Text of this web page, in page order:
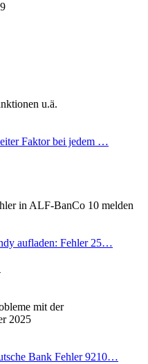
u.ä.
Faktor bei jedem …
in ALF-BanCo 10 melden
aufladen: Fehler 25…
mit der
2025
Bank Fehler 9210…